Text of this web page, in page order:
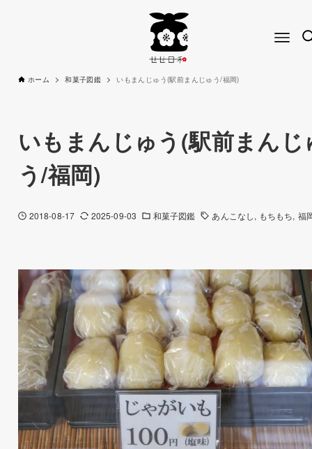
ホーム 和菓子図鑑 いもまんじゅう(駅前まんじゅう/福岡)
いもまんじゅう(駅前まんじ
う/福岡)
2018-08-17 2025-09-03 和菓子図鑑 あんこなし もちもち 福